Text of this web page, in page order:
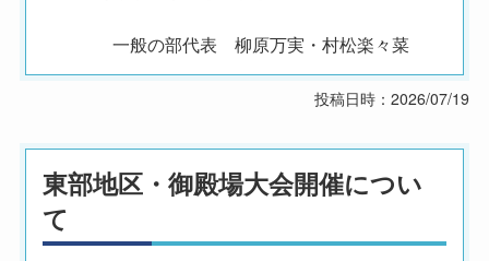
一般の部代表 柳原万実・村松楽々菜
投稿日時：2026/07/19
東部地区・御殿場大会開催につい
て